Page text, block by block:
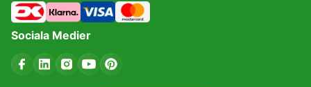
Sociala Medier